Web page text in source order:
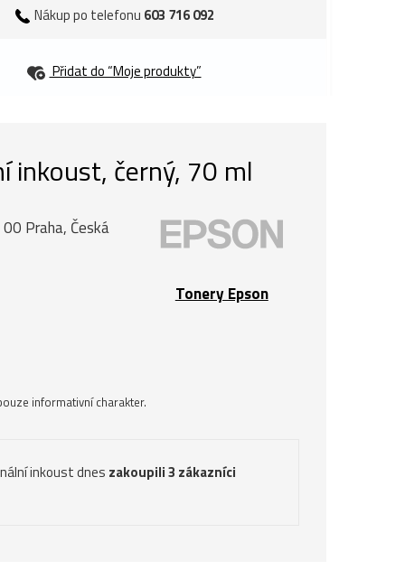
Nákup po telefonu 603 716 092
Přidat do “Moje produkty”
inkoust, černý, 70 ml
Tonery Epson
Praha, Česká
informativní charakter.
inkoust dnes zakoupili 3 zákazníci